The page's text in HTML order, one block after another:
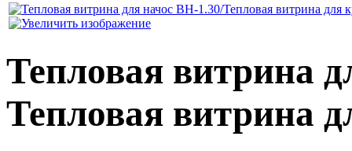
Тепловая витрина
Тепловая витрина